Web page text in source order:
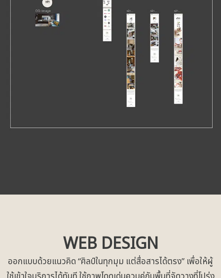
WEB DESIGN
ออกแบบด้วยแนวคิด “ศิลป์ในทุกมุม แต่สื่อสารได้ตรง” เพื่อให้ผู้